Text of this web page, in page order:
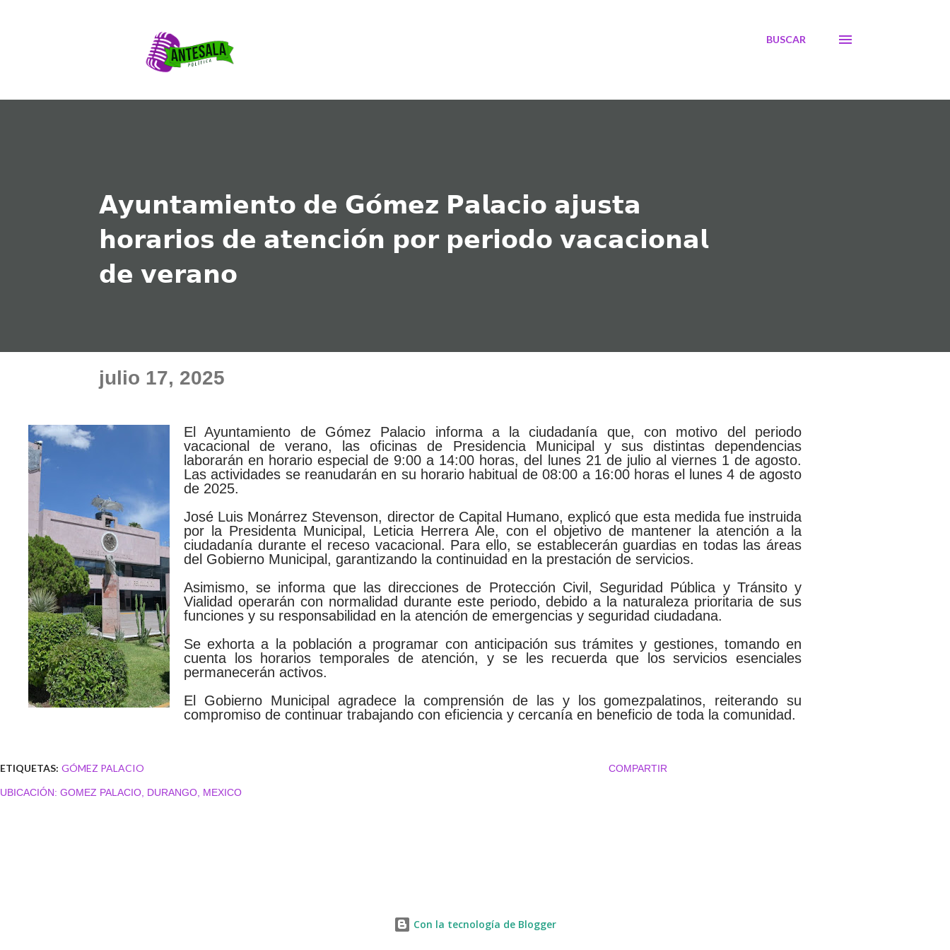
BUSCAR
𝗔𝘆𝘂𝗻𝘁𝗮𝗺𝗶𝗲𝗻𝘁𝗼 𝗱𝗲 𝗚𝗼́𝗺𝗲𝘇 𝗣𝗮𝗹𝗮𝗰𝗶𝗼 𝗮𝗷𝘂𝘀𝘁𝗮
𝗵𝗼𝗿𝗮𝗿𝗶𝗼𝘀 𝗱𝗲 𝗮𝘁𝗲𝗻𝗰𝗶𝗼́𝗻 𝗽𝗼𝗿 𝗽𝗲𝗿𝗶𝗼𝗱𝗼 𝘃𝗮𝗰𝗮𝗰𝗶𝗼𝗻𝗮𝗹
𝗱𝗲 𝘃𝗲𝗿𝗮𝗻𝗼
julio 17, 2025
El Ayuntamiento de Gómez Palacio informa a la ciudadanía que, con motivo del periodo
vacacional de verano, las oficinas de Presidencia Municipal y sus distintas dependencias
laborarán en horario especial de 9:00 a 14:00 horas, del lunes 21 de julio al viernes 1 de agosto.
Las actividades se reanudarán en su horario habitual de 08:00 a 16:00 horas el lunes 4 de agosto
de 2025.
José Luis Monárrez Stevenson, director de Capital Humano, explicó que esta medida fue instruida
por la Presidenta Municipal, Leticia Herrera Ale, con el objetivo de mantener la atención a la
ciudadanía durante el receso vacacional. Para ello, se establecerán guardias en todas las áreas
del Gobierno Municipal, garantizando la continuidad en la prestación de servicios.
Asimismo, se informa que las direcciones de Protección Civil, Seguridad Pública y Tránsito y
Vialidad operarán con normalidad durante este periodo, debido a la naturaleza prioritaria de sus
funciones y su responsabilidad en la atención de emergencias y seguridad ciudadana.
Se exhorta a la población a programar con anticipación sus trámites y gestiones, tomando en
cuenta los horarios temporales de atención, y se les recuerda que los servicios esenciales
permanecerán activos.
El Gobierno Municipal agradece la comprensión de las y los gomezpalatinos, reiterando su
compromiso de continuar trabajando con eficiencia y cercanía en beneficio de toda la comunidad.
ETIQUETAS: GÓMEZ PALACIO
UBICACIÓN: GOMEZ PALACIO, DURANGO, MEXICO
COMPARTIR
Con la tecnología de Blogger